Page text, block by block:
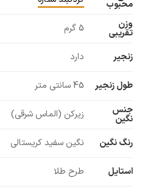
محبوب
وزن
تقریبی 5 گرم
زنجیر دارد
طول زنجیر
45 سانتی متر
جنس
نگین زیرکن (الماس شرقی)
رنگ نگین نگین سفید کریستالی
استایل طرح طلا